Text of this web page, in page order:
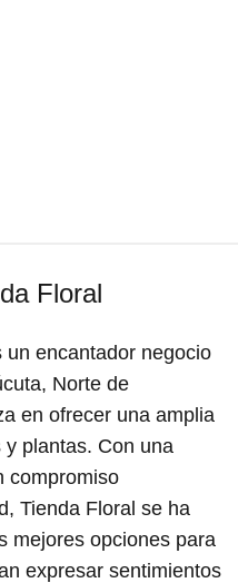
Floral
un encantador negocio
Norte de
en ofrecer una amplia
plantas. Con una
compromiso
Tienda Floral se ha
mejores opciones para
expresar sentimientos